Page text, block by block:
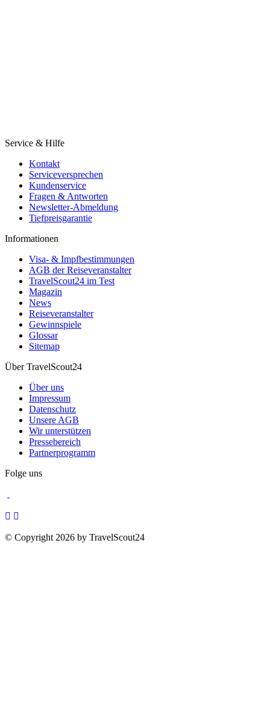
Service & Hilfe
Kontakt
Serviceversprechen
Kundenservice
Fragen & Antworten
Newsletter-Abmeldung
Tiefpreisgarantie
Informationen
Visa- & Impfbestimmungen
AGB der Reiseveranstalter
TravelScout24 im Test
Magazin
News
Reiseveranstalter
Gewinnspiele
Glossar
Sitemap
Über TravelScout24
Über uns
Impressum
Datenschutz
Unsere AGB
Wir unterstützen
Pressebereich
Partnerprogramm
Folge uns
© Copyright 2026 by TravelScout24